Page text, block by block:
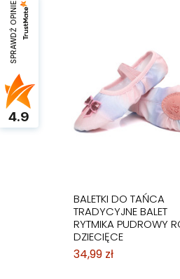
BALETKI DO TAŃCA
TRADYCYJNE BALET
RYTMIKA PUDROWY
DZIECIĘCE
34,99 zł
SPRAWDŹ OPINIE
4.9